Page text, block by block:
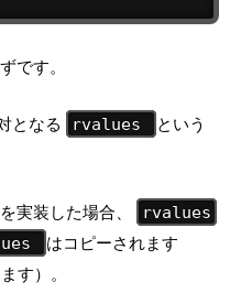
です。
となる rvalues
という
実装した場合、 rvalues
はコピーされます
す）。